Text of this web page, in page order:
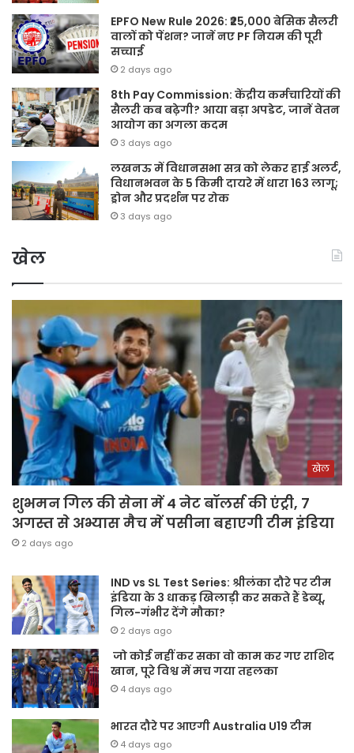
EPFO New Rule 2026: ₹25,000 बेसिक सैलरी
वालों को पेंशन? जानें नए PF नियम की पूरी
सच्चाई
2 days ago
8th Pay Commission: केंद्रीय कर्मचारियों की
सैलरी कब बढ़ेगी? आया बड़ा अपडेट, जानें वेतन
आयोग का अगला कदम
3 days ago
लखनऊ में विधानसभा सत्र को लेकर हाई अलर्ट,
विधानभवन के 5 किमी दायरे में धारा 163 लागू;
ड्रोन और प्रदर्शन पर रोक
3 days ago
खेल
खेल
शुभमन गिल की सेना में 4 नेट बॉलर्स की एंट्री, 7
अगस्त से अभ्यास मैच में पसीना बहाएगी टीम इंडिया
2 days ago
IND vs SL Test Series: श्रीलंका दौरे पर टीम
इंडिया के 3 धाकड़ खिलाड़ी कर सकते हैं डेब्यू,
गिल-गंभीर देंगे मौका?
2 days ago
जो कोई नहीं कर सका वो काम कर गए राशिद
खान, पूरे विश्व में मच गया तहलका
4 days ago
भारत दौरे पर आएगी Australia U19 टीम
4 days ago